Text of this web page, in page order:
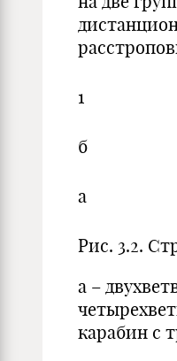
1
б
а
Рис. 3.2.
а –
карабин с